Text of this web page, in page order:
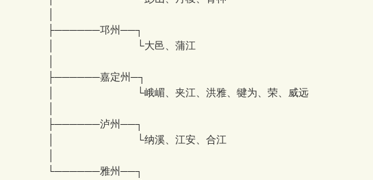
├──────邛州──┐
│ └大邑、蒲江
├──────嘉定州─┐
│ └峨嵋、夹江、洪雅、犍为、荣、威远
├──────泸州──┐
│ └纳溪、江安、合江
└──────雅州──┐